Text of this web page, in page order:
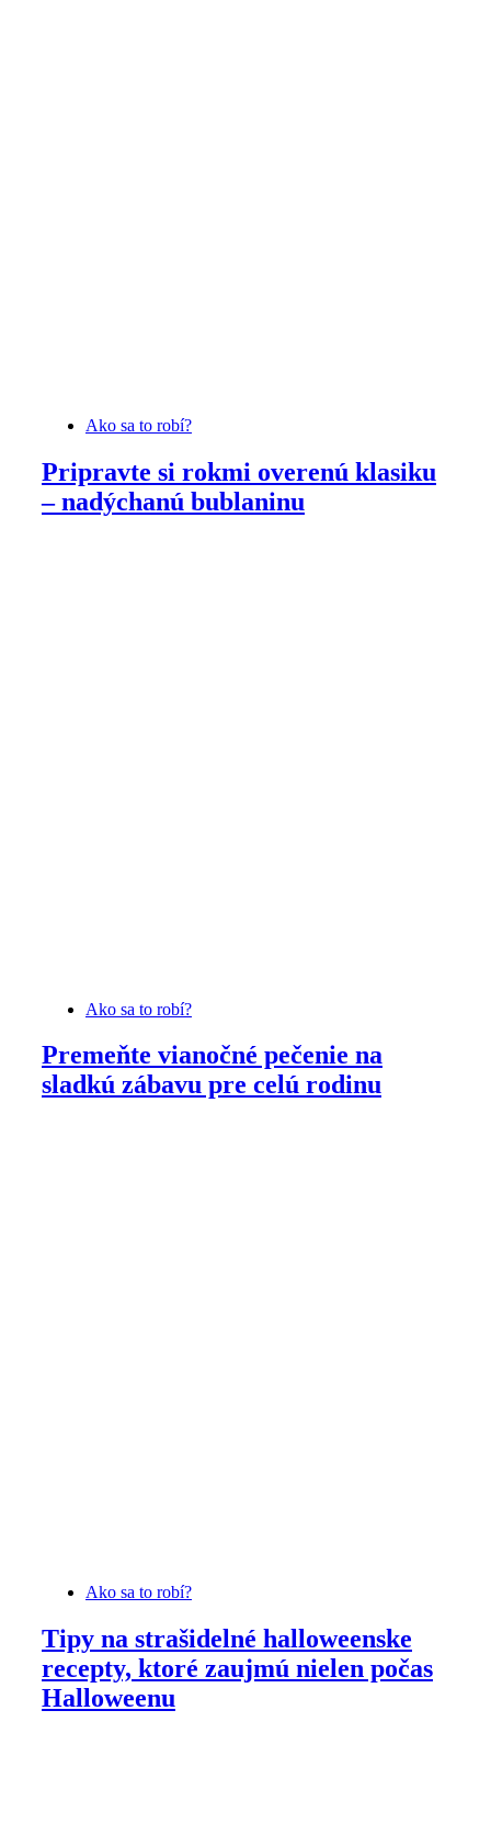
Ako sa to robí?
Pripravte si rokmi overenú klasiku
– nadýchanú bublaninu
Ako sa to robí?
Premeňte vianočné pečenie na
sladkú zábavu pre celú rodinu
Ako sa to robí?
Tipy na strašidelné halloweenske
recepty, ktoré zaujmú nielen počas
Halloweenu